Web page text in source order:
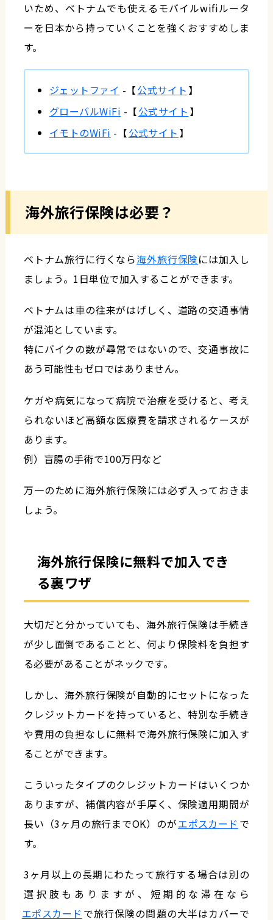
いため、ベトナムでも使えるモバイルwifiルータ
ーを日本から持っていくことを強くおすすめしま
す。
ジェットファイ -【公式サイト】
グローバルWiFi -【公式サイト】
イモトのWiFi -【公式サイト】
海外旅行保険は必要？
ベトナム旅行に行くなら海外旅行保険には加入し
ましょう。1日単位で加入することができます。
ベトナムは車の往来がはげしく、道路の交通事情
が混沌としています。
特にバイクの数が尋常ではないので、交通事故に
あう可能性もゼロではありません。
ケガや病気になって病院で治療を受けると、考え
られないほど高額な医療費を請求されるケースが
あります。
例）盲腸の手術で100万円など
万一のために海外旅行保険には必ず入っておきま
しょう。
海外旅行保険に無料で加入でき
る裏ワザ
大切だと分かっていても、海外旅行保険は手続き
が少し面倒であることと、何より保険料を負担す
る必要があることがネックです。
しかし、海外旅行保険が自動的にセットになった
クレジットカードを持っていると、特別な手続き
や費用の負担なしに無料で海外旅行保険に加入す
ることができます。
こういったタイプのクレジットカードはいくつか
ありますが、補償内容が手厚く、保険適用期間が
長い（3ヶ月の旅行までOK）のがエポスカードで
す。
3ヶ月以上の長期にわたって旅行する場合は別の
選択肢もありますが、短期的な滞在なら
エポスカードで旅行保険の問題の大半はカバーで